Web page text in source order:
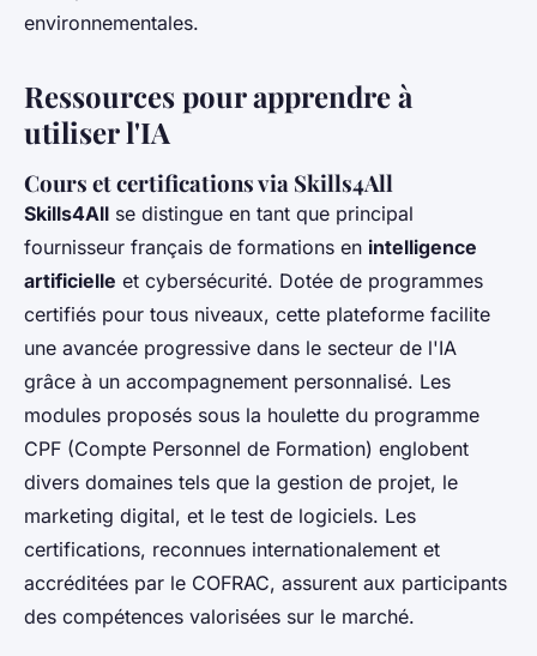
environnementales.
Ressources pour apprendre à
utiliser l'IA
Cours et certifications via Skills4All
Skills4All se distingue en tant que principal
fournisseur français de formations en intelligence
artificielle et cybersécurité. Dotée de programmes
certifiés pour tous niveaux, cette plateforme facilite
une avancée progressive dans le secteur de l'IA
grâce à un accompagnement personnalisé. Les
modules proposés sous la houlette du programme
CPF (Compte Personnel de Formation) englobent
divers domaines tels que la gestion de projet, le
marketing digital, et le test de logiciels. Les
certifications, reconnues internationalement et
accréditées par le COFRAC, assurent aux participants
des compétences valorisées sur le marché.